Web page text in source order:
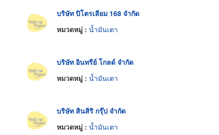
บริษัท ปิโตรเลียม 168 จำกัด
หมวดหมู่ : น้ำมันเตา
บริษัท อินทรีย์ โกลด์ จำกัด
หมวดหมู่ : น้ำมันเตา
บริษัท สินสิริ กรุ๊ป จำกัด
หมวดหมู่ : น้ำมันเตา